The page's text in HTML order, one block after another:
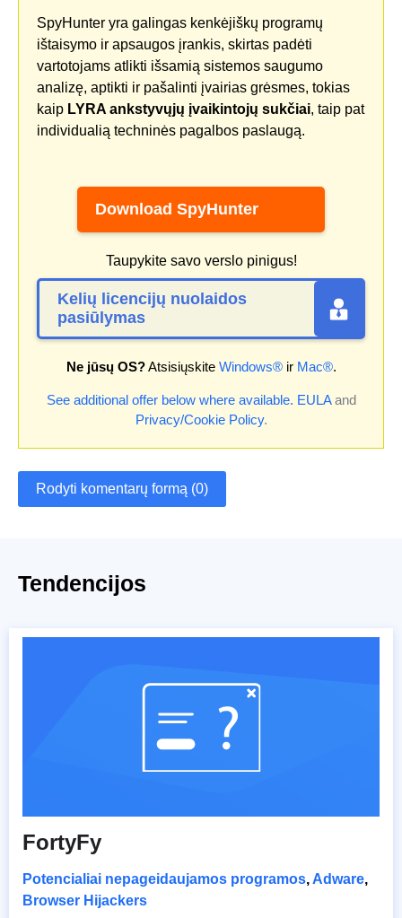
SpyHunter yra galingas kenkėjiškų programų
ištaisymo ir apsaugos įrankis, skirtas padėti
vartotojams atlikti išsamią sistemos saugumo
analizę, aptikti ir pašalinti įvairias grėsmes, tokias
kaip LYRA ankstyvųjų įvaikintojų sukčiai, taip pat
individualią techninės pagalbos paslaugą.
Download SpyHunter
Taupykite savo verslo pinigus!
Kelių licencijų nuolaidos
pasiūlymas
Ne jūsų OS?Atsisiųskite Windows®ir Mac®.
See additional offer below where available. EULAand
Privacy/Cookie Policy.
Rodyti komentarų formą (0)
Tendencijos
FortyFy
Potencialiai nepageidaujamos programos, Adware,
Browser Hijackers